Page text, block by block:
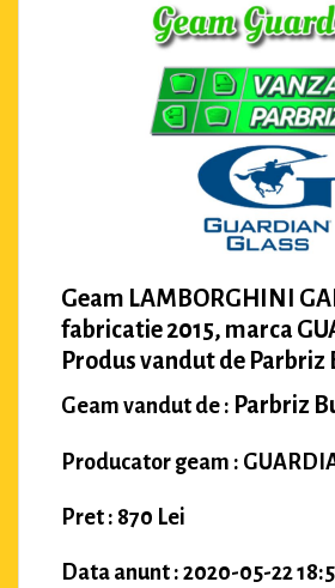
Geam LAMBORGHINI
fabricatie 2015, marca
Produs vandut de Parbriz
Geam vandut de : Parbriz
Producator geam :
Pret : 870 Lei
Data anunt : 2020-05-22